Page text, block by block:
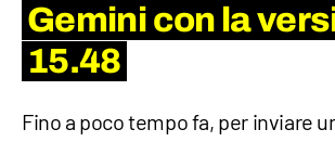
Gemini con la
15.48
Fino a poco tempo fa, per inviare